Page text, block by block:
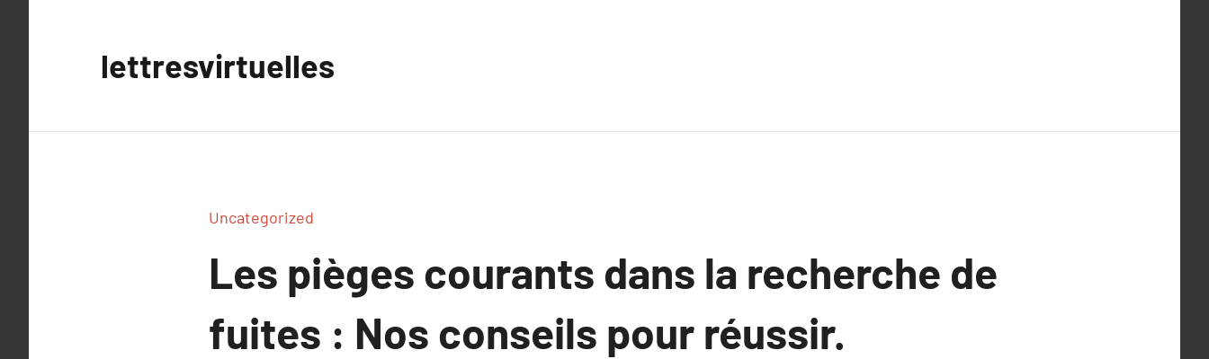
lettresvirtuelles
Uncategorized
Les pièges courants dans la recherche de
fuites : Nos conseils pour réussir.